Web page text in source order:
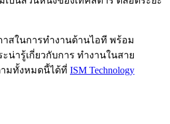
สในการทำงานด้านไอที พร้อม
น่ารู้เกี่ยวกับการ ทำงานในสาย
มทั้งหมดนี้ได้ที่ ISM Technology